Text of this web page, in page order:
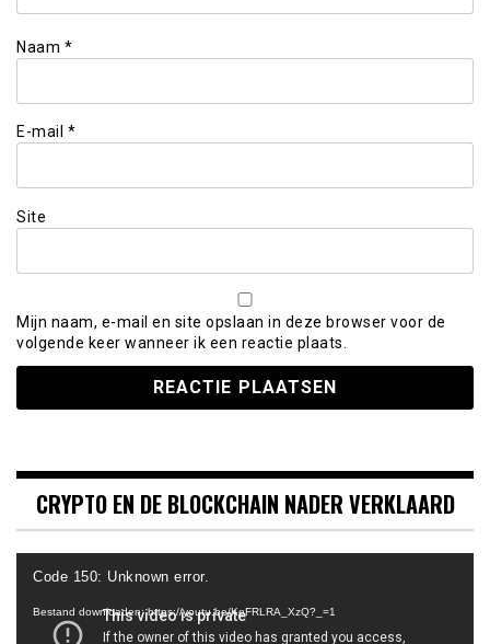
Naam *
E-mail *
Site
Mijn naam, e-mail en site opslaan in deze browser voor de
volgende keer wanneer ik een reactie plaats.
CRYPTO EN DE BLOCKCHAIN NADER VERKLAARD
Videospeler
Code 150: Unknown error.
Bestand downloaden: https://youtu.be/KeFRLRA_XzQ?_=1